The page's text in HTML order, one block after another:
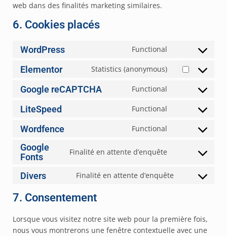
web dans des finalités marketing similaires.
6. Cookies placés
WordPress Functional
Elementor Statistics (anonymous)
Google reCAPTCHA Functional
LiteSpeed Functional
Wordfence Functional
Google
Fonts
Finalité en attente d’enquête
Divers Finalité en attente d’enquête
7. Consentement
Lorsque vous visitez notre site web pour la première fois,
nous vous montrerons une fenêtre contextuelle avec une